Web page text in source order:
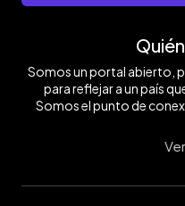
Somos un portal abierto,
para reflejar a un país
Somos el punto de